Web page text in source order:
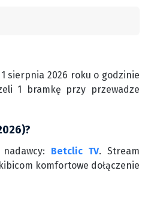
sierpnia 2026 roku o godzinie
1 bramkę przy przewadze
Betclic TV. Stream
komfortowe dołączenie